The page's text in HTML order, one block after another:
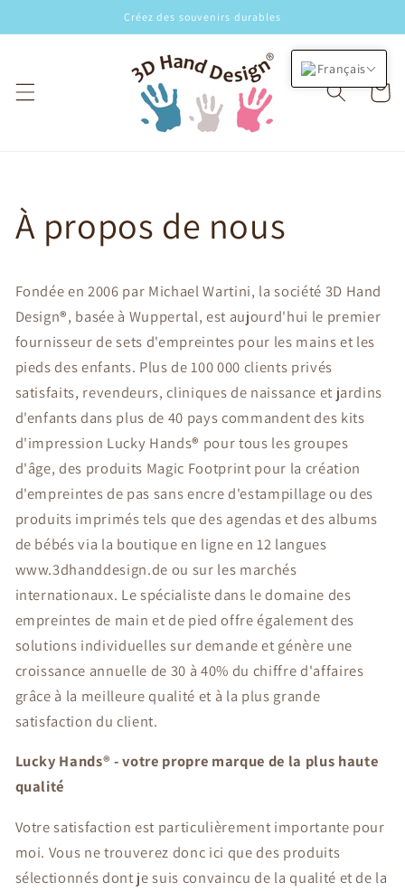
au
Créez des souvenirs durables
Panier
À propos de nous
Fondée en 2006 par Michael Wartini, la société 3D Hand
Design®, basée à Wuppertal, est aujourd'hui le premier
fournisseur de sets d'empreintes pour les mains et les
pieds des enfants. Plus de 100 000 clients privés
satisfaits, revendeurs, cliniques de naissance et jardins
d'enfants dans plus de 40 pays commandent des kits
d'impression Lucky Hands® pour tous les groupes
d'âge, des produits Magic Footprint pour la création
d'empreintes de pas sans encre d'estampillage ou des
produits imprimés tels que des agendas et des albums
de bébés via la boutique en ligne en 12 langues
www.3dhanddesign.de ou sur les marchés
internationaux. Le spécialiste dans le domaine des
empreintes de main et de pied offre également des
solutions individuelles sur demande et génère une
croissance annuelle de 30 à 40% du chiffre d'affaires
grâce à la meilleure qualité et à la plus grande
satisfaction du client.
Lucky Hands® - votre propre marque de la plus haute
qualité
Votre satisfaction est particulièrement importante pour
moi. Vous ne trouverez donc ici que des produits
sélectionnés dont je suis convaincu de la qualité et de la
Français